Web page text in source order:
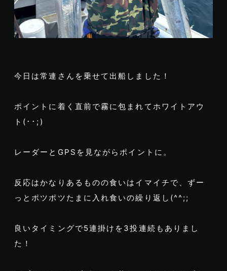
今日は常連さんを乗せて出船しました！
ポイントに着く直前で霧に包まれてホワイトアウ
ト(･･;)
レーダーとGPSを見ながらポイントに。
反応はかなりあるものの食いはイマイチで、ずー
っとポツポツたまに入れ食いの繰り返し(^^;;
良いタイミングで5連掛けを3投連続もありまし
た！